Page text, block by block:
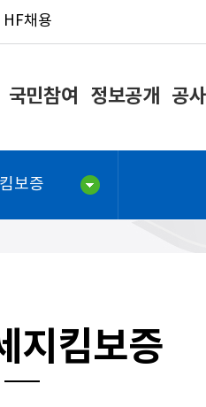
HF채용
국민참여 정보공개 공
보증
지킴보증